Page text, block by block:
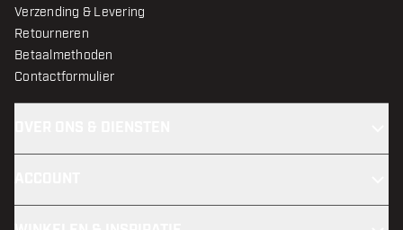
Verzending & Levering
Retourneren
Betaalmethoden
Contactformulier